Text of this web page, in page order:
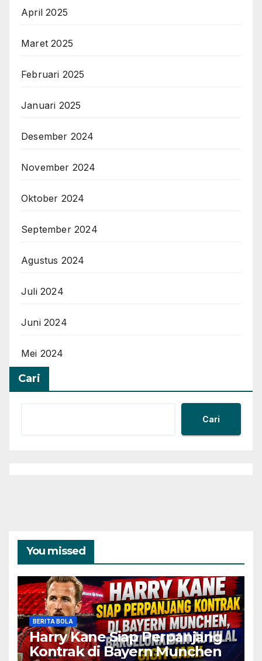
April 2025
Maret 2025
Februari 2025
Januari 2025
Desember 2024
November 2024
Oktober 2024
September 2024
Agustus 2024
Juli 2024
Juni 2024
Mei 2024
Cari
Cari
You missed
BERITA BOLA
Harry Kane Siap Perpanjang
Kontrak di Bayern Munchen